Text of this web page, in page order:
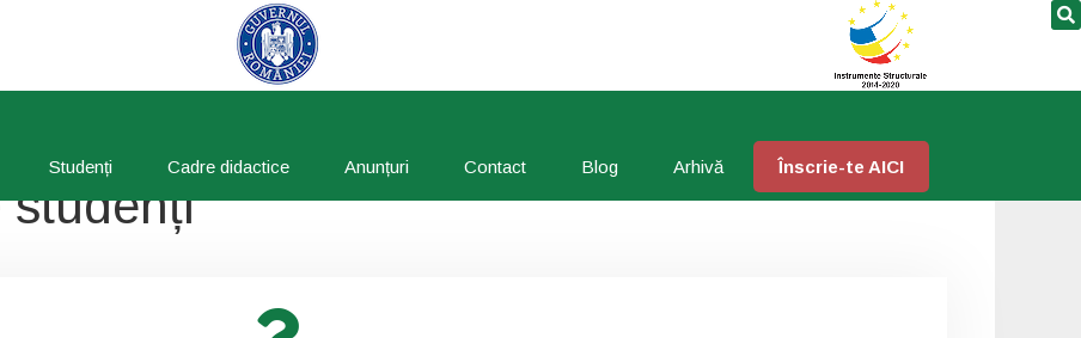
to
Studenți Cadre didactice Anunțuri Contact Blog Arhivă Înscrie-te AICI
studenți